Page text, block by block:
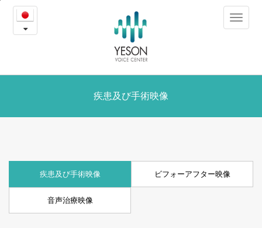
疾
患
び
フ
ア
フ
Toggle
疾患及び手術映像
疾患及び手術映像 ビフォーアフター映像
音声治療映像